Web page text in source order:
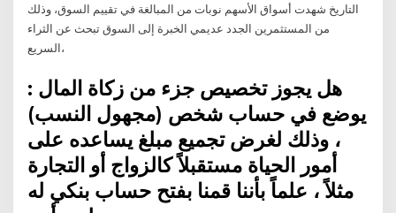
التاريخ شهدت أسواق الأسهم نوبات من المبالغة في تقييم السوق، وذلك
من المستثمرين الجدد عديمي الخبرة إلى السوق تبحث عن الثراء
السريع،
: هل يجوز تخصيص جزء من زكاة المال
يوضع في حساب شخص (مجهول النسب)
، وذلك لغرض تجميع مبلغ يساعده على
أمور الحياة مستقبلاً كالزواج أو التجارة
مثلاً ، علماً بأننا قمنا بفتح حساب بنكي له